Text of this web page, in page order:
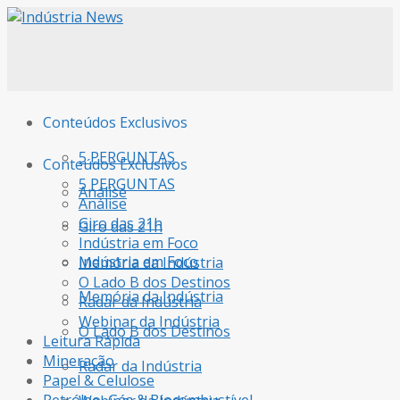
Conteúdos Exclusivos
5 PERGUNTAS
Análise
Giro das 21h
Indústria em Foco
Memória da Indústria
O Lado B dos Destinos
Radar da Indústria
Conteúdos Exclusivos
5 PERGUNTAS
Análise
Giro das 21h
Indústria em Foco
Memória da Indústria
O Lado B dos Destinos
Radar da Indústria
Webinar da Indústria
Leitura Rápida
Mineração
Papel & Celulose